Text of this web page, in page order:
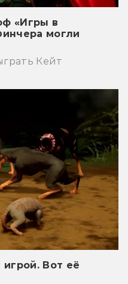
«Игры в
могли
Кейт
игрой. Вот её